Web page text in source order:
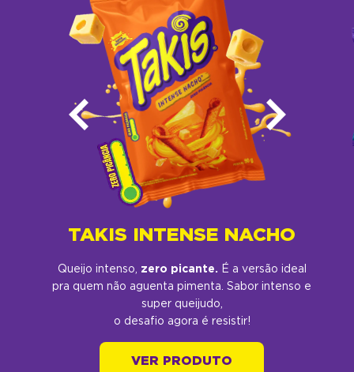
TAKIS INTENSE NACHO
Queijo intenso, zero picante. É a versão ideal
pra quem não aguenta pimenta. Sabor intenso e
super queijudo,
o desafio agora é resistir!​
VER PRODUTO